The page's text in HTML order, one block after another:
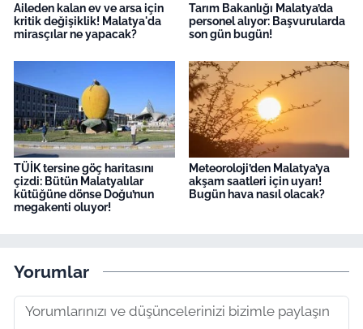
Aileden kalan ev ve arsa için
kritik değişiklik! Malatya'da
mirasçılar ne yapacak?
Tarım Bakanlığı Malatya’da
personel alıyor: Başvurularda
son gün bugün!
TÜİK tersine göç haritasını
çizdi: Bütün Malatyalılar
kütüğüne dönse Doğu’nun
megakenti oluyor!
Meteoroloji’den Malatya’ya
akşam saatleri için uyarı!
Bugün hava nasıl olacak?
Yorumlar